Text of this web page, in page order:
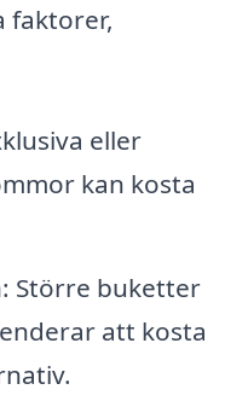
faktorer,
eller
kan kosta
Större buketter
att kosta